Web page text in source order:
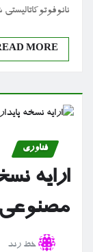
MORE
فناوری
ارایه
مصنوعی
خط رند